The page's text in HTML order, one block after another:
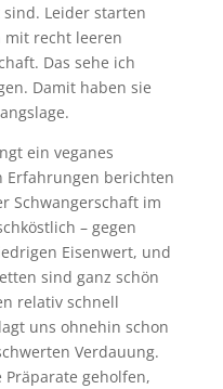
Leider starten
mit recht leeren
Das sehe ich
Damit haben sie
ein veganes
Erfahrungen berichten
Schwangerschaft im
– gegen
Eisenwert, und
sind ganz schön
relativ schnell
uns ohnehin schon
Verdauung.
geholfen,